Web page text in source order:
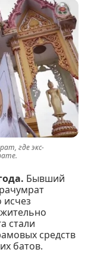
где экс-
Бывший
исчез
стали
средств
батов.